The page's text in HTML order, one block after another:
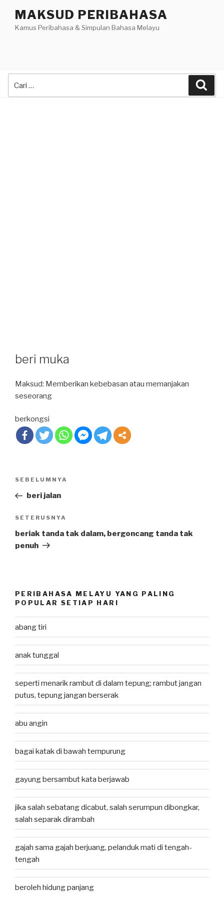
content
MAKSUD PERIBAHASA
Kamus Peribahasa & Simpulan Bahasa Melayu
beri muka
Maksud: Memberikan kebebasan atau memanjakan
seseorang
berkongsi
Post
Previous
Post
SEBELUMNYA
beri jalan
Next
Post
SETERUSNYA
beriak tanda tak dalam, bergoncang tanda tak
penuh
PERIBAHASA MELAYU YANG PALING
POPULAR SETIAP HARI
abang tiri
anak tunggal
seperti menarik rambut di dalam tepung; rambut jangan
putus, tepung jangan berserak
abu angin
bagai katak di bawah tempurung
gayung bersambut kata berjawab
jika salah sebatang dicabut, salah serumpun dibongkar,
salah separak dirambah
gajah sama gajah berjuang, pelanduk mati di tengah-
tengah
beroleh hidung panjang